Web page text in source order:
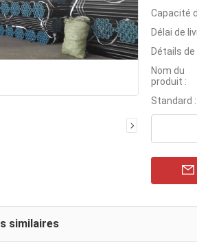
Capacité
Délai de
Détails
Nom du
produit :
Standard :
similaires